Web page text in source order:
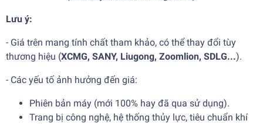
Lưu ý:
- Giá trên mang tính chất tham khảo, có thể thay đổi tùy
thương hiệu (XCMG, SANY, Liugong, Zoomlion, SDLG...).
- Các yếu tố ảnh hưởng đến giá:
Phiên bản máy (mới 100% hay đã qua sử dụng).
Trang bị công nghệ, hệ thống thủy lực, tiêu chuẩn khí